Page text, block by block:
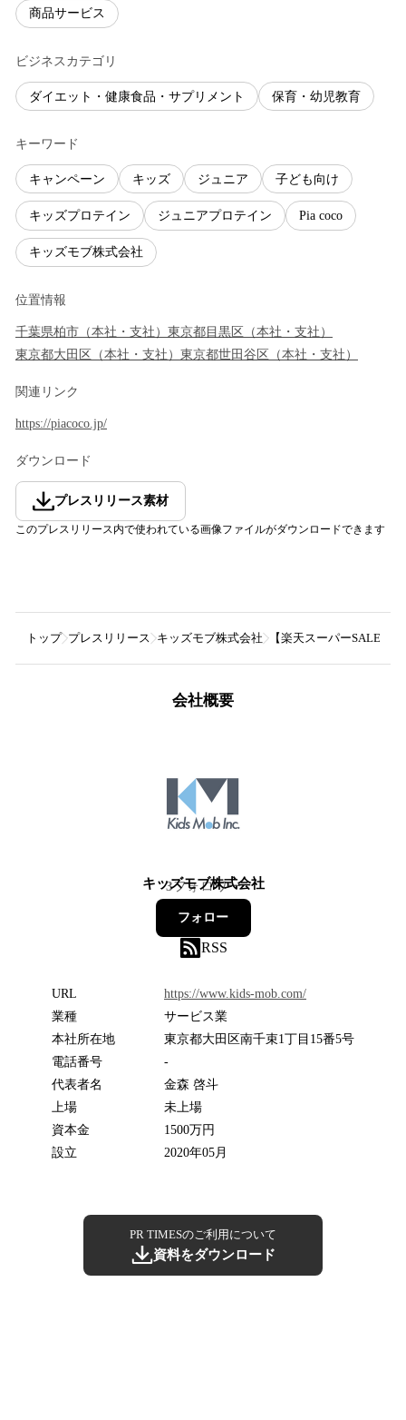
商品サービス
ビジネスカテゴリ
ダイエット・健康食品・サプリメント 保育・幼児教育
キーワード
キャンペーン キッズ ジュニア 子ども向け
キッズプロテイン ジュニアプロテイン Pia coco
キッズモブ株式会社
位置情報
千葉県柏市 （本社・支社 ） 東京都 目黒区 （本社・支社 ）
東京都大田区 （本社・支社 ） 東京都世田谷区 （本社・支社 ）
関連リンク
https://piacoco.jp/
ダウンロード
プレスリリース素材
このプレスリリース内で使われている画像ファイルがダウンロードできます
トップ プレスリリース キッズモブ株式会社 【楽天スーパーSALE】
会社概要
キッズモブ株式会社
3フォロワー
フォロー
RSS
URL
https://www.kids-mob.com/
業種
サービス業
本社所在地
東京都大田区南千束1丁目15番5号
電話番号
-
代表者名
金森 啓斗
上場
未上場
資本金
1500万円
設立
2020年05月
PR TIMESのご利用について
資料をダウンロード